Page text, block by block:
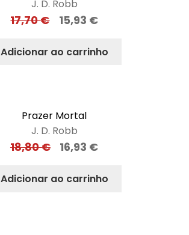
J. D. Robb
17,70€ 15,93 €
Adicionar ao carrinho
Prazer Mortal
J. D. Robb
18,80€ 16,93 €
Adicionar ao carrinho